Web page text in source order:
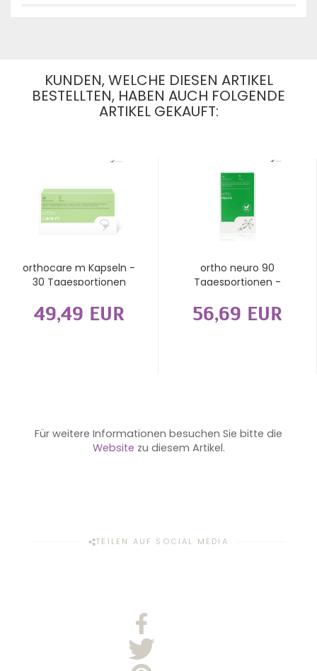
KUNDEN, WELCHE DIESEN ARTIKEL
BESTELLTEN, HABEN AUCH FOLGENDE
ARTIKEL GEKAUFT:
orthocare m Kapseln -
30 Tagesportionen
49,49 EUR
ortho neuro 90
Tagesportionen -
56,69 EUR
Für weitere Informationen besuchen Sie bitte die
Website zu diesem Artikel.
TEILEN AUF SOCIAL MEDIA